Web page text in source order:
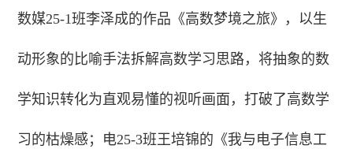
数媒25-1班李泽成的作品《高数梦境之旅》，以生
动形象的比喻手法拆解高数学习思路，将抽象的数
学知识转化为直观易懂的视听画面，打破了高数学
习的枯燥感；电25-3班王培锦的《我与电子信息工